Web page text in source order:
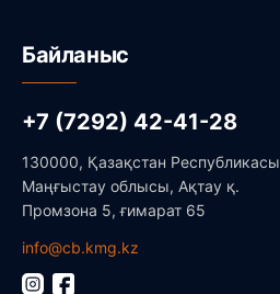
Байланыс
+7 (7292) 42-41-28
130000, Қазақстан Республикасы
Маңғыстау облысы, Ақтау қ.
Промзона 5, ғимарат 65
info@cb.kmg.kz